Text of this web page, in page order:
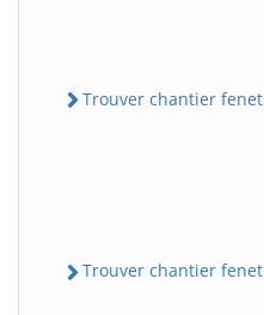
Trouver chantier
Trouver chantier